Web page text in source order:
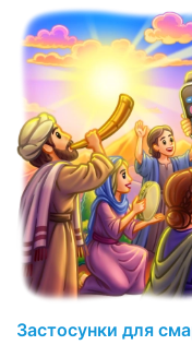
Застосунки для